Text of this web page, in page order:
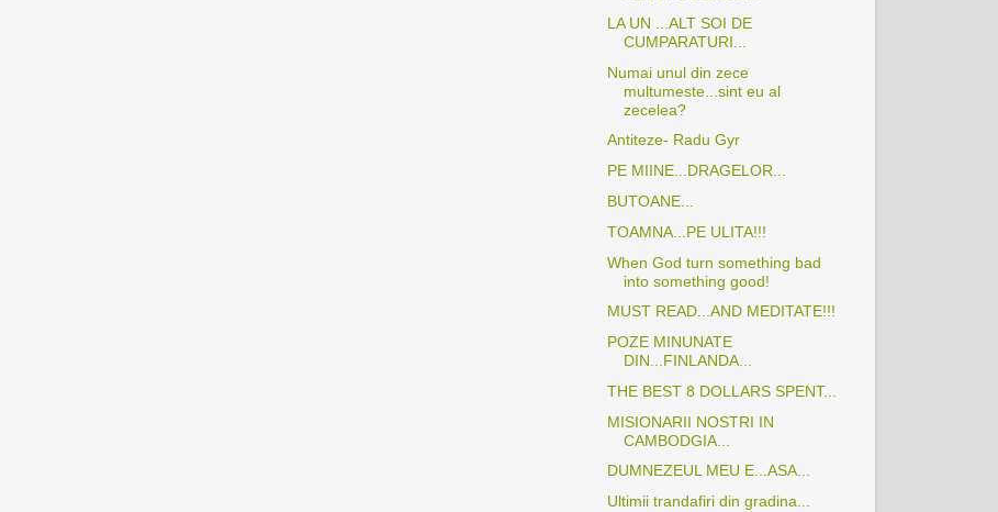
LA UN ...ALT SOI DE
CUMPARATURI...
Numai unul din zece
multumeste...sint eu al
zecelea?
Antiteze- Radu Gyr
PE MIINE...DRAGELOR...
BUTOANE...
TOAMNA...PE ULITA!!!
When God turn something bad
into something good!
MUST READ...AND MEDITATE!!!
POZE MINUNATE
DIN...FINLANDA...
THE BEST 8 DOLLARS SPENT...
MISIONARII NOSTRI IN
CAMBODGIA...
DUMNEZEUL MEU E...ASA...
Ultimii trandafiri din gradina...